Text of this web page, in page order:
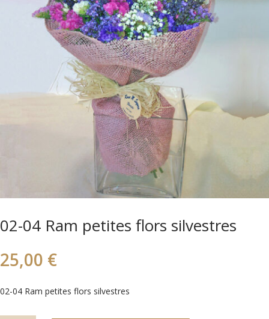
02-04 Ram petites flors silvestres
25,00 €
02-04 Ram petites flors silvestres